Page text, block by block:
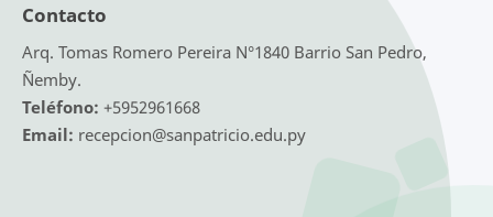
Contacto
Arq. Tomas Romero Pereira N°1840 Barrio San Pedro,
Ñemby.
Teléfono: +5952961668
Email: recepcion@sanpatricio.edu.py